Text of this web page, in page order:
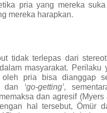
pria yang mereka
mereka harapkan.
tidak terlepas dari stereot
masyarakat. Perilaku
oleh pria bisa dianggap
dan ‘go-getting’,
dan agresif (Myers
hal tersebut,Ömür